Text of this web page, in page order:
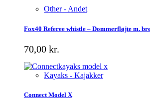
Other - Andet
Fox40 Referee whistle – Dommerfløjte m.
70,00 kr.
Kayaks - Kajakker
Connect Model X